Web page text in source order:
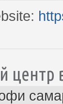
центр